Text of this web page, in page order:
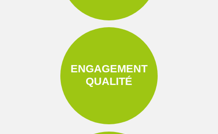
ENGAGEMENT
QUALITÉ